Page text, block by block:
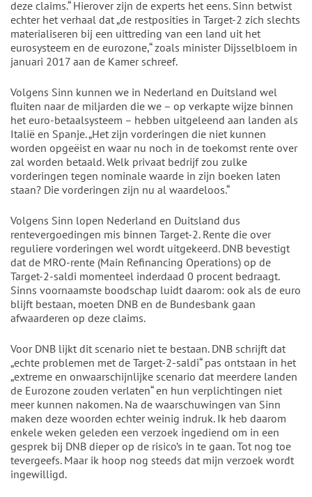
deze claims.“ Hierover zijn de experts het eens. Sinn betwist
echter het verhaal dat „de restposities in Target-2 zich slechts
materialiseren bij een uittreding van een land uit het
eurosysteem en de eurozone,“ zoals minister Dijsselbloem in
januari 2017 aan de Kamer schreef.
Volgens Sinn kunnen we in Nederland en Duitsland wel
fluiten naar de miljarden die we – op verkapte wijze binnen
het euro-betaalsysteem – hebben uitgeleend aan landen als
Italië en Spanje. „Het zijn vorderingen die niet kunnen
worden opgeëist en waar nu noch in de toekomst rente over
zal worden betaald. Welk privaat bedrijf zou zulke
vorderingen tegen nominale waarde in zijn boeken laten
staan? Die vorderingen zijn nu al waardeloos.“
Volgens Sinn lopen Nederland en Duitsland dus
rentevergoedingen mis binnen Target-2. Rente die over
reguliere vorderingen wel wordt uitgekeerd. DNB bevestigt
dat de MRO-rente (Main Refinancing Operations) op de
Target-2-saldi momenteel inderdaad 0 procent bedraagt.
Sinns voornaamste boodschap luidt daarom: ook als de euro
blijft bestaan, moeten DNB en de Bundesbank gaan
afwaarderen op deze claims.
Voor DNB lijkt dit scenario niet te bestaan. DNB schrijft dat
„echte problemen met de Target-2-saldi“ pas ontstaan in het
„extreme en onwaarschijnlijke scenario dat meerdere landen
de Eurozone zouden verlaten“ en hun verplichtingen niet
meer kunnen nakomen. Na de waarschuwingen van Sinn
maken deze woorden echter weinig indruk. Ik heb daarom
enkele weken geleden een verzoek ingediend om in een
gesprek bij DNB dieper op de risico’s in te gaan. Tot nog toe
tevergeefs. Maar ik hoop nog steeds dat mijn verzoek wordt
ingewilligd.